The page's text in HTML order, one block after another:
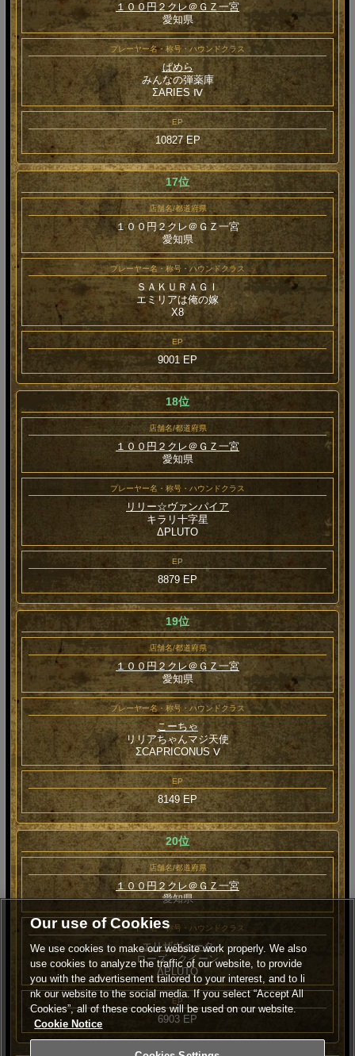
１００円２クレ＠ＧＺ一宮
愛知県
プレーヤー名・称号・ハウンドクラス
ぱめら
みんなの弾薬庫
ΣARIES Ⅳ
EP
10827 EP
17位
店舗名/都道府県
１００円２クレ＠ＧＺ一宮
愛知県
プレーヤー名・称号・ハウンドクラス
ＳＡＫＵＲＡＧＩ
エミリアは俺の嫁
Χ8
EP
9001 EP
18位
店舗名/都道府県
１００円２クレ＠ＧＺ一宮
愛知県
プレーヤー名・称号・ハウンドクラス
リリー☆ヴァンパイア
キラリ十字星
ΔPLUTO
EP
8879 EP
19位
店舗名/都道府県
１００円２クレ＠ＧＺ一宮
愛知県
プレーヤー名・称号・ハウンドクラス
こーちゃ
リリアちゃんマジ天使
ΣCAPRICONUS Ⅴ
EP
8149 EP
20位
店舗名/都道府県
１００円２クレ＠ＧＺ一宮
愛知県
プレーヤー名・称号・ハウンドクラス
エリザヴェータ
ローズ・クイーン
ΔPLUTO
EP
6903 EP
Our use of Cookies
We use cookies to make our website work properly. We also
use cookies to analyze the traffic of our website, to provide
you with the advertisement tailored to your interest, and to li
nk our website to the social media. If you select “Accept All
Cookies”, all of these cookies will be used on our website.
Cookie Notice